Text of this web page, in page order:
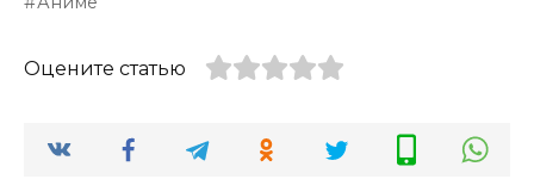
Оцените статью